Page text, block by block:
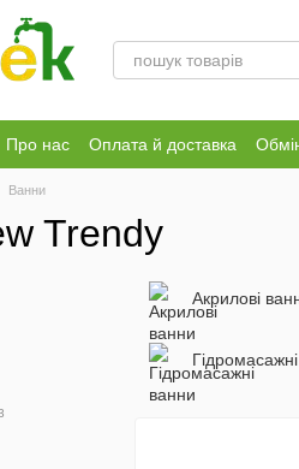
Про нас Оплата й доставка
Ванни
Trendy
Акрилові